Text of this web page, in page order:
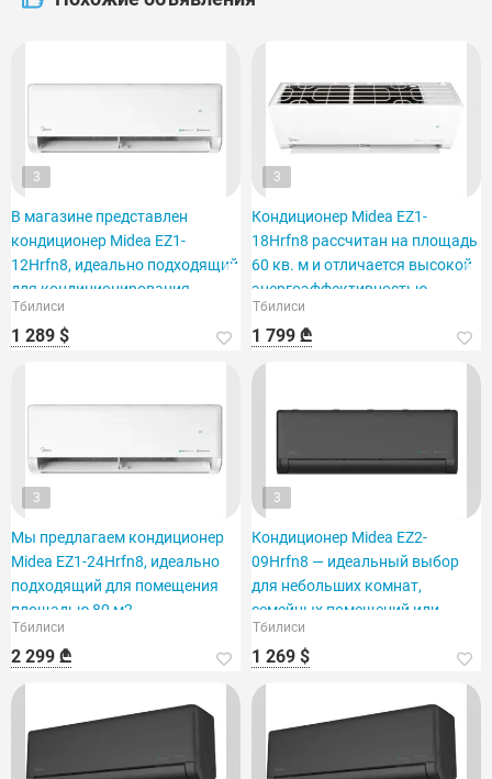
3
В магазине представлен
кондиционер Midea EZ1-
12Hrfn8, идеально подходящий
для кондиционирования
помещения площадью 40 м2.
Тбилиси
1 289 $
3
Кондиционер Midea EZ1-
18Hrfn8 рассчитан на площадь
60 кв. м и отличается высокой
энергоэффективностью.
Тбилиси
1 799 ₾
3
Мы предлагаем кондиционер
Midea EZ1-24Hrfn8, идеально
подходящий для помещения
площадью 80 м2.
Тбилиси
2 299 ₾
3
Кондиционер Midea EZ2-
09Hrfn8 — идеальный выбор
для небольших комнат,
семейных помещений или
офисов.
Тбилиси
1 269 $